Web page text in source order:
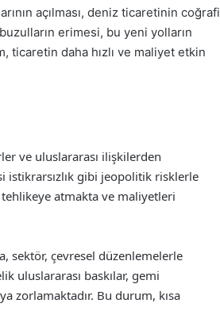
açılması, deniz ticaretinin coğrafi
erimesi, bu yeni yolların
ticaretin daha hızlı ve maliyet etkin
ve uluslararası ilişkilerden
istikrarsızlık gibi jeopolitik risklerle
atmakta ve maliyetleri
sektör, çevresel düzenlemelerle
uluslararası baskılar, gemi
zorlamaktadır. Bu durum, kısa